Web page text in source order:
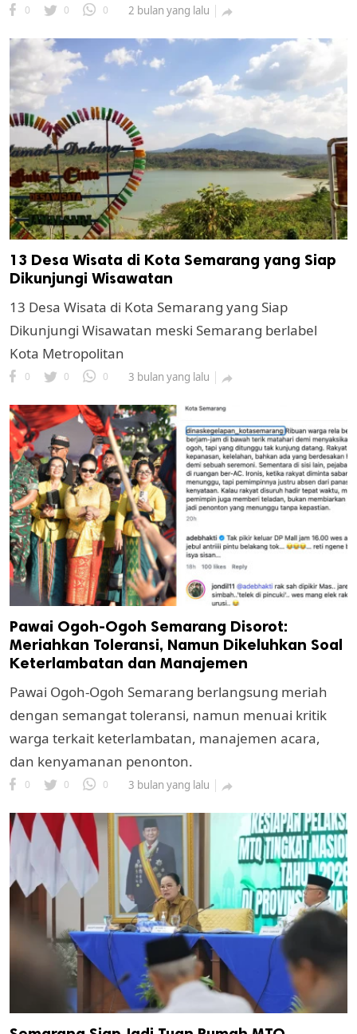
0 0 0 2 bulan yang lalu 
13 Desa Wisata di Kota Semarang yang Siap
Dikunjungi Wisawatan
13 Desa Wisata di Kota Semarang yang Siap
Dikunjungi Wisawatan meski Semarang berlabel
Kota Metropolitan
0 0 0 3 bulan yang lalu 
Pawai Ogoh-Ogoh Semarang Disorot:
Meriahkan Toleransi, Namun Dikeluhkan Soal
Keterlambatan dan Manajemen
Pawai Ogoh-Ogoh Semarang berlangsung meriah
dengan semangat toleransi, namun menuai kritik
warga terkait keterlambatan, manajemen acara,
dan kenyamanan penonton.
0 0 0 3 bulan yang lalu 